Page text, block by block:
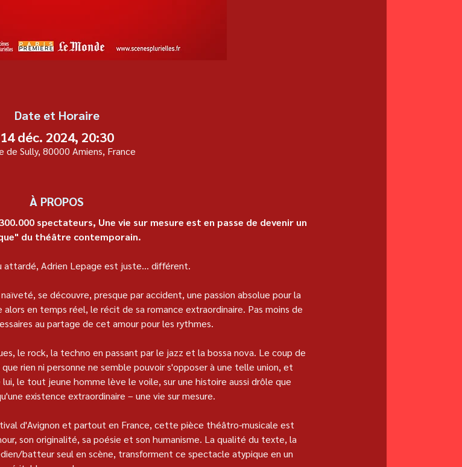
Date et Horaire
14 déc. 2024, 20:30
de Sully, 80000 Amiens, France
À PROPOS
spectateurs, Une vie sur mesure est en passe de devenir un
du théâtre contemporain.
attardé, Adrien Lepage est juste... différent.
se découvre, presque par accident, une passion absolue pour la
en temps réel, le récit de sa romance extraordinaire. Pas moins de
au partage de cet amour pour les rythmes.
le rock, la techno en passant par le jazz et la bossa nova. Le coup de
rien ni personne ne semble pouvoir s'opposer à une telle union, et
le tout jeune homme lève le voile, sur une histoire aussi drôle que
existence extraordinaire – une vie sur mesure.
d'Avignon et partout en France, cette pièce théâtro-musicale est
son originalité, sa poésie et son humanisme. La qualité du texte, la
batteur seul en scène, transforment ce spectacle atypique en un